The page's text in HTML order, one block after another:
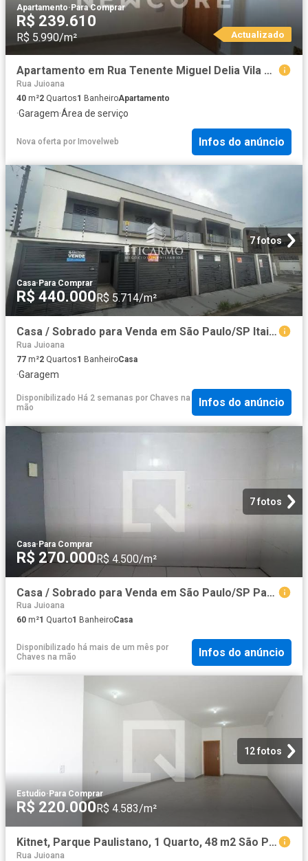
Apartamento· Para Comprar
R$ 239.610
R$ 5.990/m² Actualizado
Apartamento em Rua Tenente Miguel Delia Vila Rosaria São Paulo/SP
Rua Juioana
40 m²2 Quartos1 BanheiroApartamento
·Garagem·Área de serviço
Nova oferta por Imovelweb Infos do anúncio
7 fotos
Casa· Para Comprar
R$ 440.000R$ 5.714/m²
Casa / Sobrado para Venda em São Paulo/SP Itaim Paulista 2 Quartos
Rua Juioana
77 m²2 Quartos1 BanheiroCasa
·Garagem
Disponibilizado Há 2 semanas por Chaves na
mão
Infos do anúncio
7 fotos
Casa·Para Comprar
R$ 270.000R$ 4.500/m²
Casa / Sobrado para Venda em São Paulo/SP Parque Paulistano 1 Quartos
Rua Juioana
60 m²1 Quarto1 BanheiroCasa
Disponibilizado há mais de um mês por
Chaves na mão
Infos do anúncio
12 fotos
Estudio· Para Comprar
R$ 220.000R$ 4.583/m²
Kitnet, Parque Paulistano, 1 Quarto, 48 m2 São Paulo
Rua Juioana